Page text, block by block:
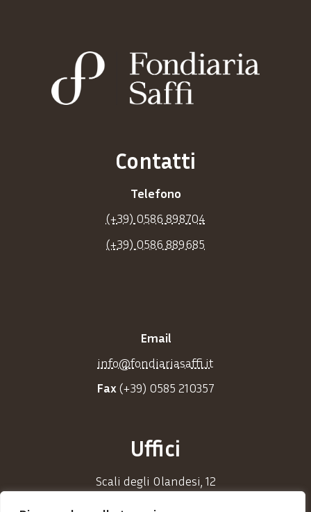
Contatti
Telefono
(+39) 0586 898704
(+39) 0586 889685
Email
info@fondiariasaffi.it
Fax (+39) 0585 210357
Uffici
Scali degli Olandesi, 12